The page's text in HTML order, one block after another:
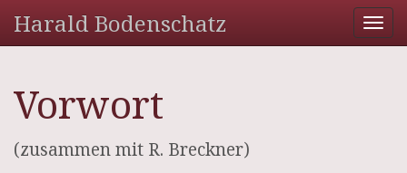
Harald Bodenschatz
Vorwort
(zusammen mit R. Breckner)